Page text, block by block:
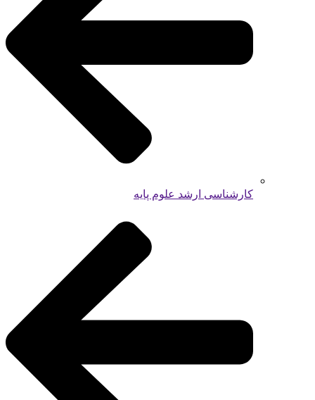
کارشناسی ارشد علوم پایه